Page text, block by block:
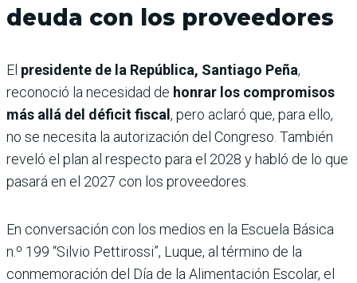
deuda con los proveedores
El presidente de la República, Santiago Peña,
reconoció la necesidad de honrar los compromisos
más allá del déficit fiscal, pero aclaró que, para ello,
no se necesita la autorización del Congreso. También
reveló el plan al respecto para el 2028 y habló de lo que
pasará en el 2027 con los proveedores.
En conversación con los medios en la Escuela Básica
n.º 199 “Silvio Pettirossi”, Luque, al término de la
conmemoración del Día de la Alimentación Escolar, el